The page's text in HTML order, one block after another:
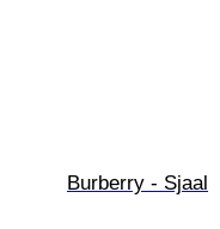
Burberry - Sjaal